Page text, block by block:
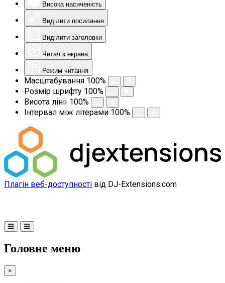
Висока насиченість
Виділити посилання
Виділити заголовки
Читач з екрана
Режим читання
Масштабування 100%
Розмір шрифту 100%
Висота лінії 100%
Інтервал між літерами 100%
Плагін веб-доступності від DJ-Extensions.com
Головне меню
×